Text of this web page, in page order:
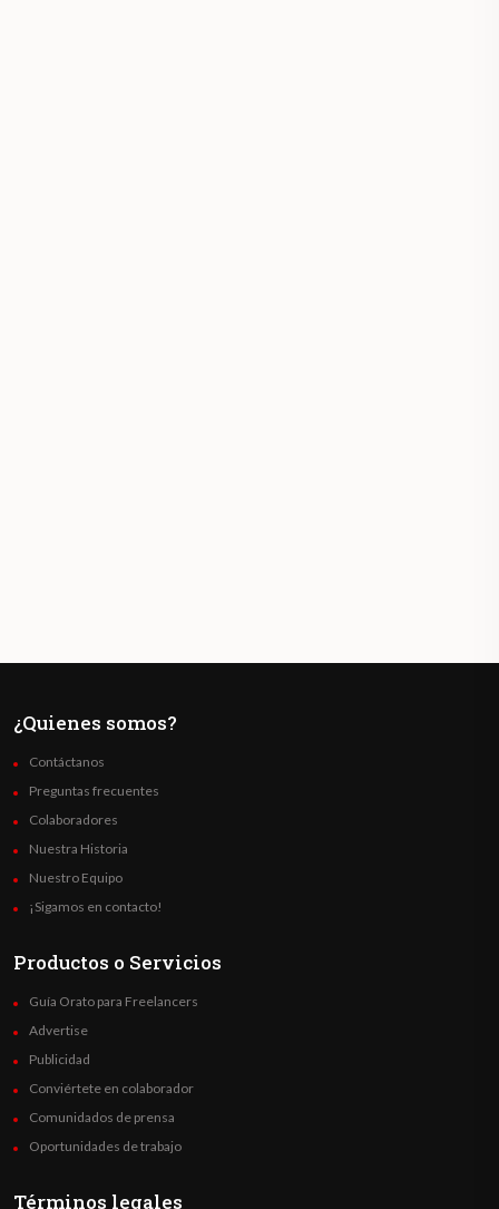
¿Quienes somos?
Contáctanos
Preguntas frecuentes
Colaboradores
Nuestra Historia
Nuestro Equipo
¡Sigamos en contacto!
Productos o Servicios
Guía Orato para Freelancers
Advertise
Publicidad
Conviértete en colaborador
Comunidados de prensa
Oportunidades de trabajo
Términos legales